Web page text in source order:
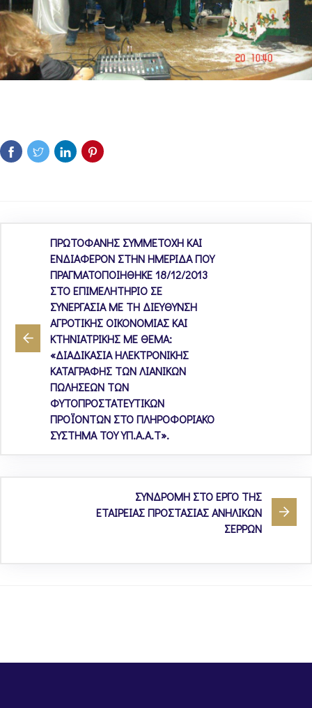
ΠΡΩΤΟΦΑΝΗΣ ΣΥΜΜΕΤΟΧΗ ΚΑΙ
ΕΝΔΙΑΦΕΡΟΝ ΣΤΗΝ ΗΜΕΡΙΔΑ ΠΟΥ
ΠΡΑΓΜΑΤΟΠΟΙΗΘΗΚΕ 18/12/2013
ΣΤΟ ΕΠΙΜΕΛΗΤΗΡΙΟ ΣΕ
ΣΥΝΕΡΓΑΣΙΑ ΜΕ ΤΗ ΔΙΕΥΘΥΝΣΗ
ΑΓΡΟΤΙΚΗΣ ΟΙΚΟΝΟΜΙΑΣ ΚΑΙ
ΚΤΗΝΙΑΤΡΙΚΗΣ ΜΕ ΘΕΜΑ:
«ΔΙΑΔΙΚΑΣΙΑ ΗΛΕΚΤΡΟΝΙΚΗΣ
ΚΑΤΑΓΡΑΦΗΣ ΤΩΝ ΛΙΑΝΙΚΩΝ
ΠΩΛΗΣΕΩΝ ΤΩΝ
ΦΥΤΟΠΡΟΣΤΑΤΕΥΤΙΚΩΝ
ΠΡΟΪΟΝΤΩΝ ΣΤΟ ΠΛΗΡΟΦΟΡΙΑΚΟ
ΣΥΣΤΗΜΑ ΤΟΥ ΥΠ.Α.Α.Τ».
ΣΥΝΔΡΟΜΗ ΣΤΟ ΕΡΓΟ ΤΗΣ
ΕΤΑΙΡΕΙΑΣ ΠΡΟΣΤΑΣΙΑΣ ΑΝΗΛΙΚΩΝ
ΣΕΡΡΩΝ